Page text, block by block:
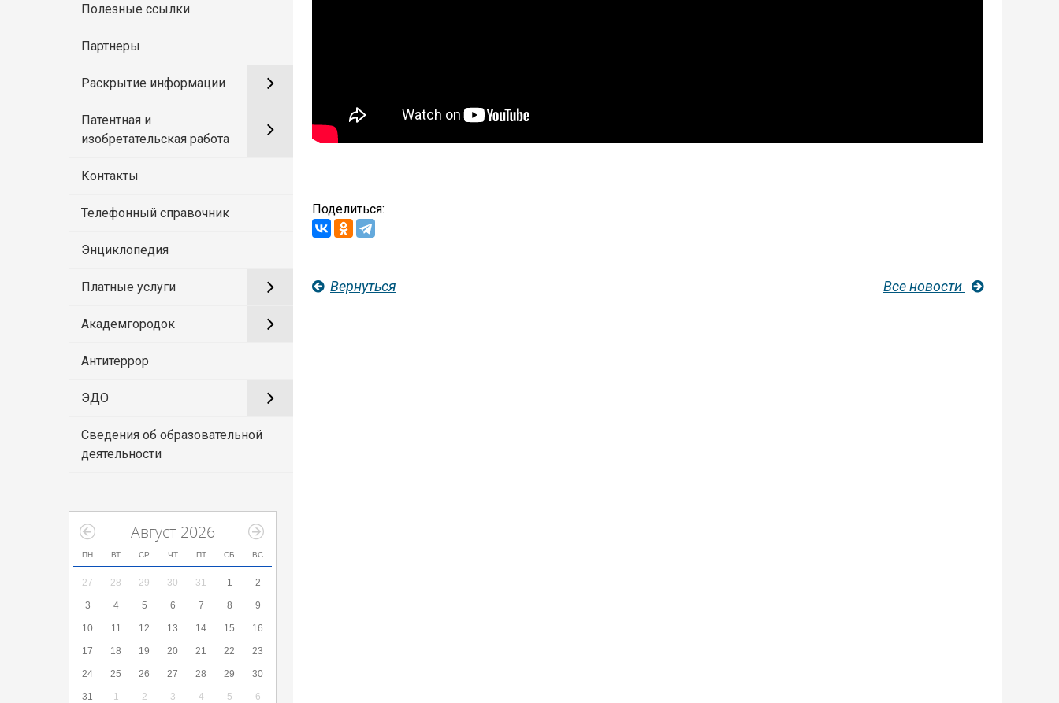
Полезные ссылки
Партнеры
Раскрытие информации
Патентная и
изобретательская работа
Контакты
Телефонный справочник
Энциклопедия
Платные услуги
Академгородок
Антитеррор
ЭДО
Сведения об образовательной
деятельности
Август 2026
ПН ВТ СР ЧТ ПТ СБ ВС
27 28 29 30 31 1 2
3 4 5 6 7 8 9
10 11 12 13 14 15 16
17 18 19 20 21 22 23
24 25 26 27 28 29 30
31 1 2 3 4 5 6
Поделиться:
Вернуться Все новости